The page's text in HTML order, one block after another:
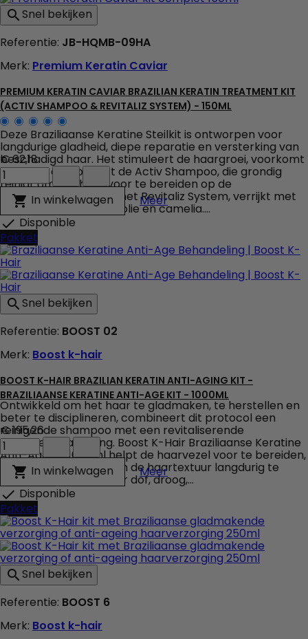
(Activ
Shampoo
&
Revitaliz
-
veld
producthoeveelheid
Snel bekijken
Referentie: JB-HQMB-09HA
Merk: Premium Keratin Caviar
PREMIUM KERATIN CAVIAR BRAZILIAN KERATIN TREATMENT KIT
(ACTIV SHAMPOO & REVITALIZ SYSTEM) - 150ML
Deze Braziliaanse Keratine Steilkit is ontworpen voor
langdurige gladheid, diepe reparatie en versterking van
beschadigd haar. Het stimuleert de haargroei, voorkomt
breuk en combineert de Activ Shampoo, die grondig
reinigt om het haar voor te bereiden op de
steilbehandeling, met het Revitaliz System, verrijkt met
keratine, cacao, kokosolie en camelia....
€ 62,18
Premium
Keratin
Caviar
Brazilian
Keratin
Treatment
Kit
(Activ
Shampoo
&
Revitaliz
System)
-
150ml
producthoeveelheid
 In winkelwagen MeerPremium Keratin Caviar
 Disponible
Pakket
Snel bekijken
Referentie: BOOST 02
Merk: Boost k-hair
BOOST K-HAIR BRAZILIAN KERATIN ANTI-AGING KIT -
BRAZILIAANSE KERATINE ANTI-AGE KIT - 1000ML
Ontwikkeld om het haar te gladmaken, te herstellen en
beter te disciplineren, combineert dit protocol een
reinigende shampoo met een revitaliserende
keratinebehandeling. Boost K-Hair Braziliaanse Keratine
Anti-Age Kit 1000ml helpt de haarvezel voor te bereiden,
pluis te verminderen en de haartextuur langdurig te
verbeteren. Ideaal voor dof, droog,...
€ 195,26
Boost
K-
Hair
Brazilian
Keratin
Anti-
Aging
Kit
-
Braziliaanse
Keratine
Anti-
Age
Kit
1000ml
 In winkelwagen MeerBoost K-Hair Brazilian
 Disponible
Pakket
Snel bekijken
Referentie: BOOST 6
Merk: Boost k-hair